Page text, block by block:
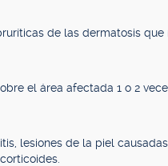
de las dermatosis que
el área afectada 1 o 2
lesiones de la piel